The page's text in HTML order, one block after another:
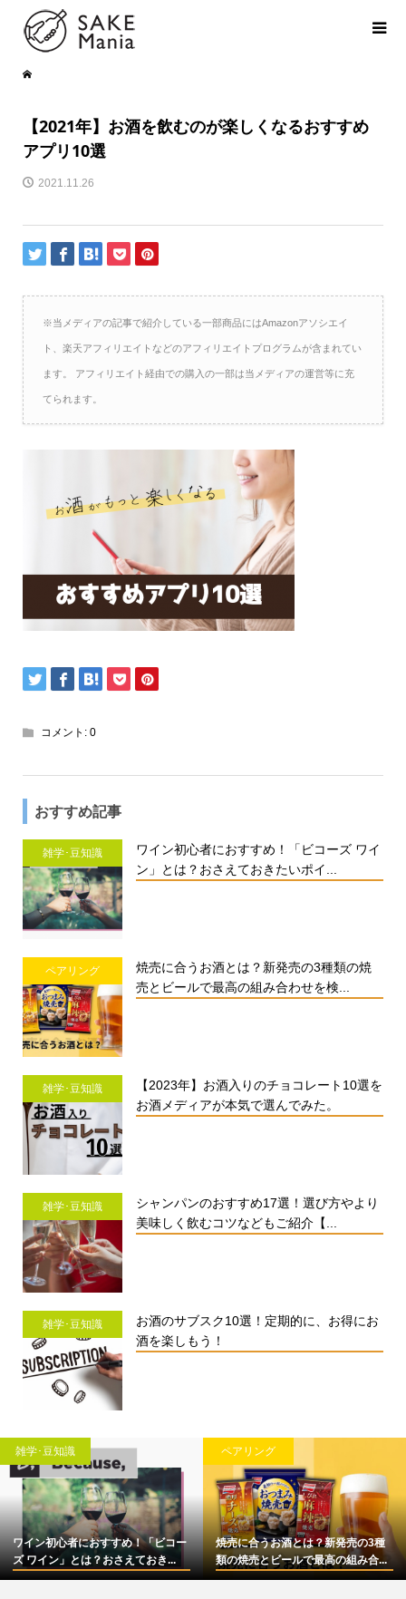
【2021年】お酒を飲むのが楽しくなるおすすめ
アプリ10選
2021.11.26
※当メディアの記事で紹介している一部商品にはAmazonアソシエイ
ト、楽天アフィリエイトなどのアフィリエイトプログラムが含まれてい
ます。 アフィリエイト経由での購入の一部は当メディアの運営等に充
てられます。
コメント: 0
おすすめ記事
雑学･豆知識
ワイン初心者におすすめ！「ビコーズ ワイ
ン」とは？おさえておきたいポイ...
ペアリング
焼売に合うお酒とは？新発売の3種類の焼
売とビールで最高の組み合わせを検...
雑学･豆知識
【2023年】お酒入りのチョコレート10選を
お酒メディアが本気で選んでみた。
雑学･豆知識
シャンパンのおすすめ17選！選び方やより
美味しく飲むコツなどもご紹介【...
雑学･豆知識
お酒のサブスク10選！定期的に、お得にお
酒を楽しもう！
雑学･豆知識
ワイン初心者におすすめ！「ビコー
ズ ワイン」とは？おさえておき...
ペアリング
焼売に合うお酒とは？新発売の3種
類の焼売とビールで最高の組み合...